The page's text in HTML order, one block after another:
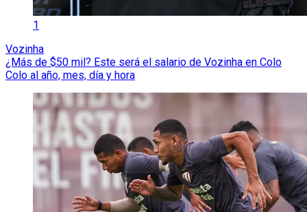
1
Vozinha
¿Más de $50 mil? Este será el salario de Vozinha en Colo
Colo al año, mes, día y hora